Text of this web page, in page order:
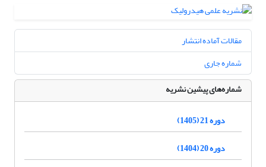
مقالات آماده انتشار
شماره جاری
شماره‌های پیشین نشریه
دوره 21 (1405)
دوره 20 (1404)